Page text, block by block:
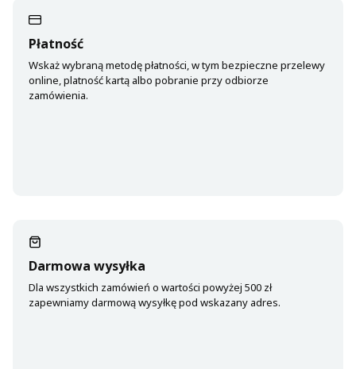
Płatność
Wskaż wybraną metodę płatności, w tym bezpieczne przelewy
online, platność kartą albo pobranie przy odbiorze
zamówienia.
Darmowa wysyłka
Dla wszystkich zamówień o wartości powyżej 500 zł
zapewniamy darmową wysyłkę pod wskazany adres.